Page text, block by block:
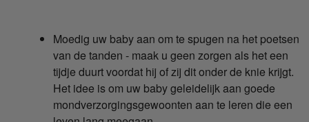
Moedig uw baby aan om te spugen na het poetsen
van de tanden - maak u geen zorgen als het een
tijdje duurt voordat hij of zij dit onder de knie krijgt.
Het idee is om uw baby geleidelijk aan goede
mondverzorgingsgewoonten aan te leren die een